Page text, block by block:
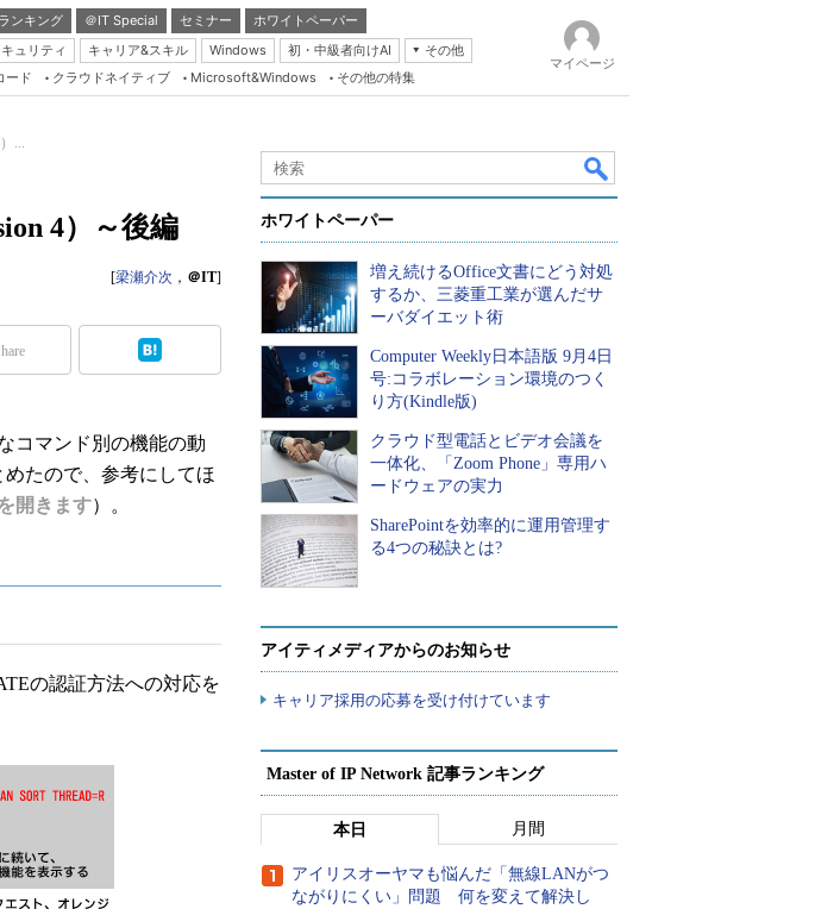
ンキング ＠IT Special セミナー
ホワイトペーパー
ュリティ キャリア&スキル Windows 初・中級者向けAI
その他
Server & Storage
Java Agile
Database Expert
Master of IP Network
Security & Trust
Test & Tools
Insider.NET
ード クラウドネイティブ Microsoft&Windows その他の特集
マイページ
...
4）～後編
[梁瀬介次 ， ＠IT]
コマンド別の機能の動
たので、参考にしてほ
開きます）。
の認証方法への対応を
ホワイトペーパー
増え続けるOffice文書にどう対処
するか、三菱重工業が選んだサ
ーバダイエット術
Computer Weekly日本語版 9月4日
号:コラボレーション環境のつく
り方(Kindle版)
クラウド型電話とビデオ会議を
一体化、「Zoom Phone」専用ハ
ードウェアの実力
SharePointを効率的に運用管理す
る4つの秘訣とは?
アイティメディアからのお知らせ
キャリア採用の応募を受け付けています
Master of IP Network 記事ランキング
本日 月間
アイリスオーヤマも悩んだ「無線LANがつ
ながりにくい」問題 何を変えて解決し